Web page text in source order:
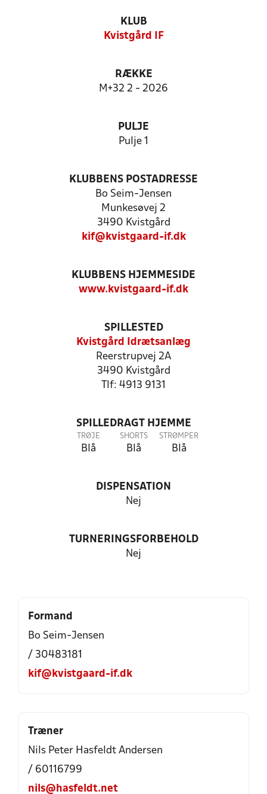
KLUB
Kvistgård IF
RÆKKE
M+32 2 - 2026
PULJE
Pulje 1
KLUBBENS POSTADRESSE
Bo Seim-Jensen
Munkesøvej 2
3490 Kvistgård
kif@kvistgaard-if.dk
KLUBBENS HJEMMESIDE
www.kvistgaard-if.dk
SPILLESTED
Kvistgård Idrætsanlæg
Reerstrupvej 2A
3490 Kvistgård
Tlf: 4913 9131
SPILLEDRAGT HJEMME
TRØJE
Blå
SHORTS
Blå
STRØMPER
Blå
DISPENSATION
Nej
TURNERINGSFORBEHOLD
Nej
Formand
Bo Seim-Jensen
/ 30483181
kif@kvistgaard-if.dk
Træner
Nils Peter Hasfeldt Andersen
/ 60116799
nils@hasfeldt.net